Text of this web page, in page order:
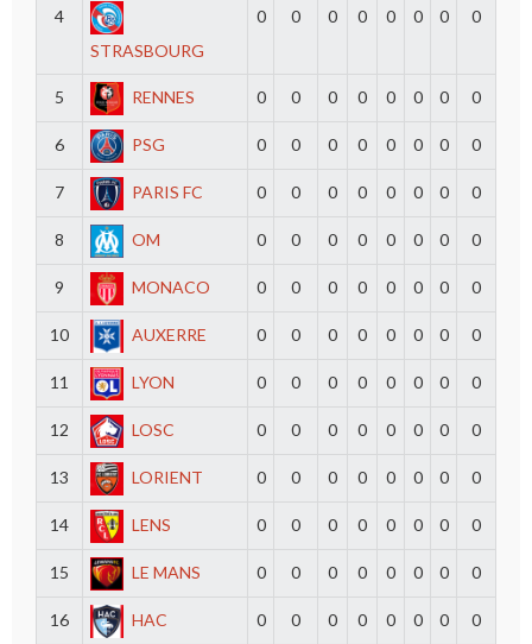
4
STRASBOURG
0 0 0 0 0 0 0 0
5 RENNES 0 0 0 0 0 0 0 0
6 PSG 0 0 0 0 0 0 0 0
7 PARIS FC 0 0 0 0 0 0 0 0
8 OM 0 0 0 0 0 0 0 0
9 MONACO 0 0 0 0 0 0 0 0
10 AUXERRE 0 0 0 0 0 0 0 0
11 LYON 0 0 0 0 0 0 0 0
12 LOSC 0 0 0 0 0 0 0 0
13 LORIENT 0 0 0 0 0 0 0 0
14 LENS 0 0 0 0 0 0 0 0
15 LE MANS 0 0 0 0 0 0 0 0
16 HAC 0 0 0 0 0 0 0 0